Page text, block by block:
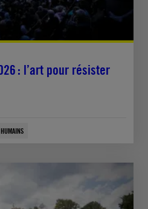
: l’art pour résister